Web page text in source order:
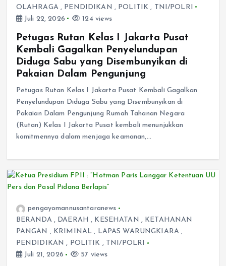
OLAHRAGA, PENDIDIKAN , POLITIK , TNI/POLRI
Juli 22, 2026
124 views
Petugas Rutan Kelas I Jakarta Pusat
Kembali Gagalkan Penyelundupan
Diduga Sabu yang Disembunyikan di
Pakaian Dalam Pengunjung
Petugas Rutan Kelas I Jakarta Pusat Kembali Gagalkan
Penyelundupan Diduga Sabu yang Disembunyikan di
Pakaian Dalam Pengunjung Rumah Tahanan Negara
(Rutan) Kelas I Jakarta Pusat kembali menunjukkan
komitmennya dalam menjaga keamanan,…
pengayomannusantaranews
BERANDA, DAERAH , KESEHATAN , KETAHANAN
PANGAN , KRIMINAL , LAPAS WARUNGKIARA,
PENDIDIKAN , POLITIK , TNI/POLRI
Juli 21, 2026
57 views